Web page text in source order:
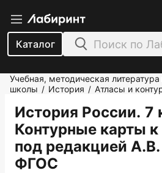
Каталог
Учебная, методическая
школы / История / Атласы и
История России. 7
Контурные карты к
под редакцией
ФГОС